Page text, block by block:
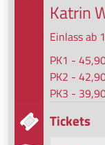
Katrin
Einlass ab
PK1 -
PK2 -
PK3 -
Tickets